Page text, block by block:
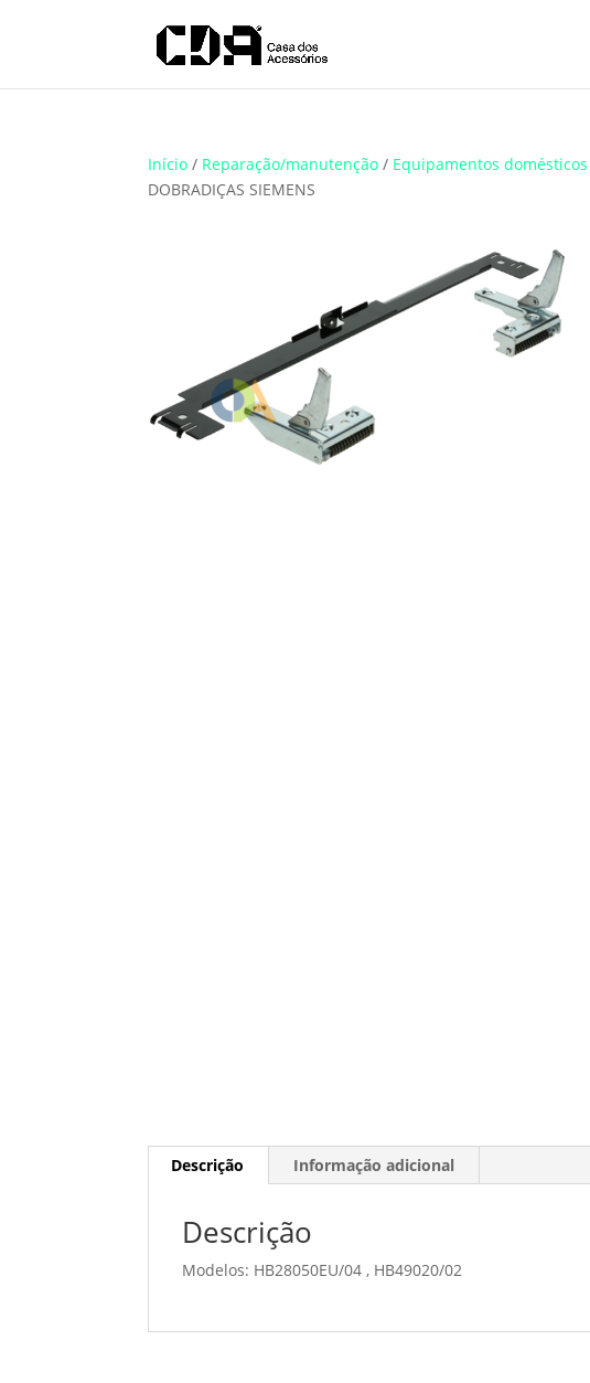
Translate
Início / Reparação/manutenção / Equipamentos domésticos
DOBRADIÇAS SIEMENS
Descrição Informação adicional
Descrição
Modelos: HB28050EU/04 , HB49020/02